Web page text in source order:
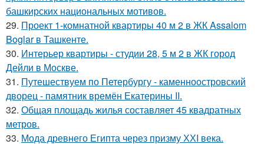
башкирских национальных мотивов.
29. Проект 1-комнатной квартиры 40 м 2 в ЖК Assalom
Boglar в Ташкенте.
30. Интерьер квартиры - студии 28, 5 м 2 в ЖК город
Дейли в Москве.
31. Путешествуем по Петербургу - каменноостровский
дворец - памятник времён Екатерины II.
32. Общая площадь жилья составляет 45 квадратных
метров.
33. Мода древнего Египта через призму ХХI века.